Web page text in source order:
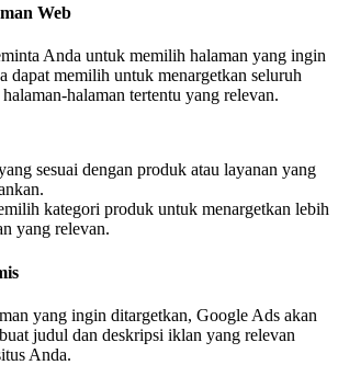
Web
Anda untuk memilih halaman yang ingin
dapat memilih untuk menargetkan seluruh
halaman tertentu yang relevan.
sesuai dengan produk atau layanan yang
kategori produk untuk menargetkan lebih
yang relevan.
yang ingin ditargetkan, Google Ads akan
judul dan deskripsi iklan yang relevan
Anda.